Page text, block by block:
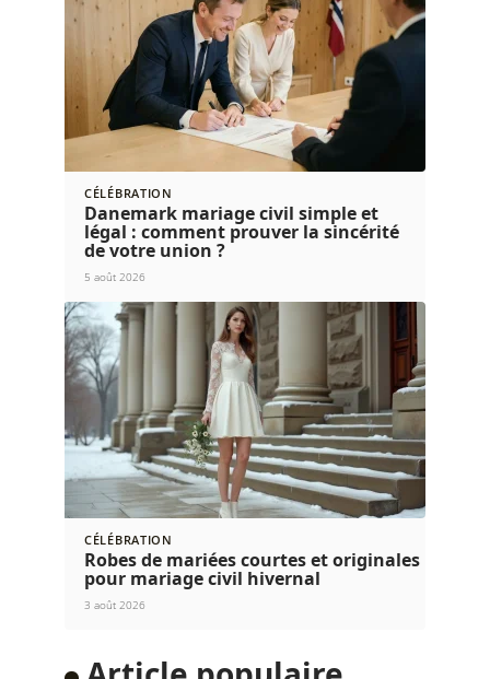
CÉLÉBRATION
Danemark mariage civil simple et
légal : comment prouver la sincérité
de votre union ?
5 août 2026
CÉLÉBRATION
Robes de mariées courtes et originales
pour mariage civil hivernal
3 août 2026